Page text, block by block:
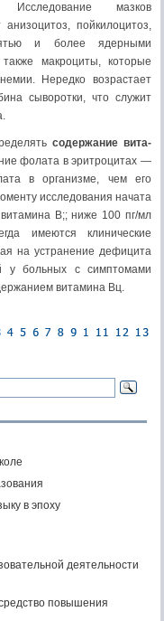
мазков
пойкилоцитоз,
и более ядерными
макроциты, которые
Нередко возрастает
сыворотки, что служит
содержание вита­
фолата в эритро­цитах —
в организме, чем его
исследования начата
В;; ниже 100 пг/мл
имеются клини­ческие
на устранение дефицита
у больных с симптомами
витамина Вц.
в эпоху
деятельности
повышения